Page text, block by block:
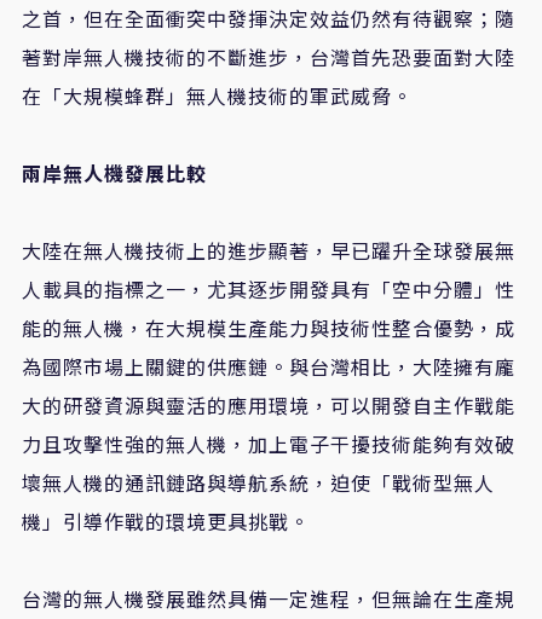
之首，但在全面衝突中發揮決定效益仍然有待觀察；隨
著對岸無人機技術的不斷進步，台灣首先恐要面對大陸
在「大規模蜂群」無人機技術的軍武威脅。
兩岸無人機發展比較
大陸在無人機技術上的進步顯著，早已躍升全球發展無
人載具的指標之一，尤其逐步開發具有「空中分體」性
能的無人機，在大規模生產能力與技術性整合優勢，成
為國際市場上關鍵的供應鏈。與台灣相比，大陸擁有龐
大的研發資源與靈活的應用環境，可以開發自主作戰能
力且攻擊性強的無人機，加上電子干擾技術能夠有效破
壞無人機的通訊鏈路與導航系統，迫使「戰術型無人
機」引導作戰的環境更具挑戰。
台灣的無人機發展雖然具備一定進程，但無論在生產規